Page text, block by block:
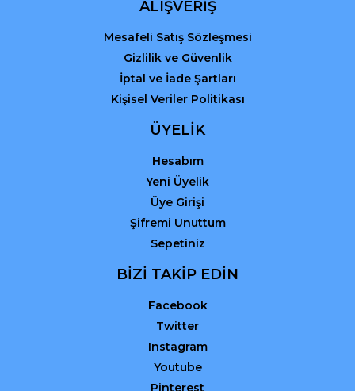
ALIŞVERİŞ
Mesafeli Satış Sözleşmesi
Gizlilik ve Güvenlik
İptal ve İade Şartları
Kişisel Veriler Politikası
ÜYELİK
Hesabım
Yeni Üyelik
Üye Girişi
Şifremi Unuttum
Sepetiniz
BİZİ TAKİP EDİN
Facebook
Twitter
Instagram
Youtube
Pinterest